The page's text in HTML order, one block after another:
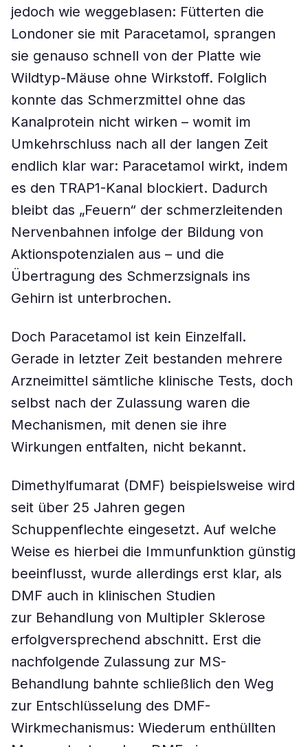
jedoch wie weggeblasen: Fütterten die
Londoner sie mit Paracetamol, sprangen
sie genauso schnell von der Platte wie
Wildtyp-Mäuse ohne Wirkstoff. Folglich
konnte das Schmerzmittel ohne das
Kanalprotein nicht wirken – womit im
Umkehrschluss nach all der langen Zeit
endlich klar war: Paracetamol wirkt, indem
es den TRAP1-Kanal blockiert. Dadurch
bleibt das „Feuern“ der schmerzleitenden
Nervenbahnen infolge der Bildung von
Aktionspotenzialen aus – und die
Übertragung des Schmerzsignals ins
Gehirn ist unterbrochen.
Doch Paracetamol ist kein Einzelfall.
Gerade in letzter Zeit bestanden mehrere
Arzneimittel sämtliche klinische Tests, doch
selbst nach der Zulassung waren die
Mechanismen, mit denen sie ihre
Wirkungen entfalten, nicht bekannt.
Dimethylfumarat (DMF) beispielsweise wird
seit über 25 Jahren gegen
Schuppenflechte eingesetzt. Auf welche
Weise es hierbei die Immunfunktion günstig
beeinflusst, wurde allerdings erst klar, als
DMF auch in klinischen Studien
zur Behandlung von Multipler Sklerose
erfolgversprechend abschnitt. Erst die
nachfolgende Zulassung zur MS-
Behandlung bahnte schließlich den Weg
zur Entschlüsselung des DMF-
Wirkmechanismus: Wiederum enthüllten